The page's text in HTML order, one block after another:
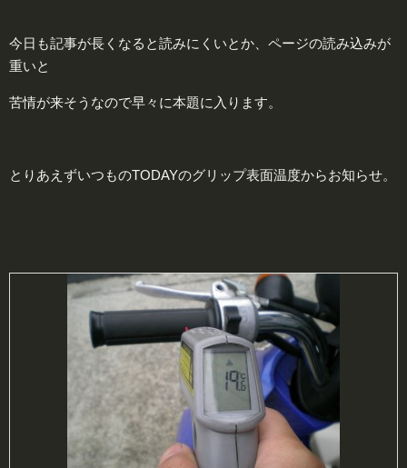
今日も記事が長くなると読みにくいとか、ページの読み込みが
重いと
苦情が来そうなので早々に本題に入ります。
とりあえずいつものTODAYのグリップ表面温度からお知らせ。